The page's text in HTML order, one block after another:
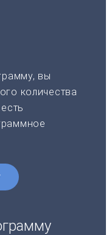
вы
количества